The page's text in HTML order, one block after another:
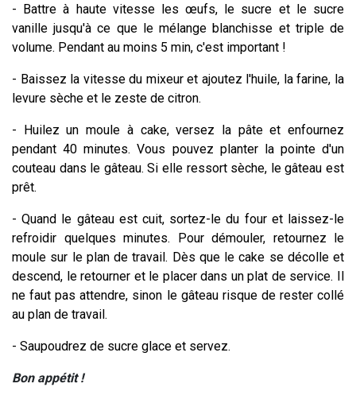
- Battre à haute vitesse les œufs, le sucre et le sucre
vanille jusqu'à ce que le mélange blanchisse et triple de
volume. Pendant au moins 5 min, c'est important !
- Baissez la vitesse du mixeur et ajoutez l'huile, la farine, la
levure sèche et le zeste de citron.
- Huilez un moule à cake, versez la pâte et enfournez
pendant 40 minutes. Vous pouvez planter la pointe d'un
couteau dans le gâteau. Si elle ressort sèche, le gâteau est
prêt.
- Quand le gâteau est cuit, sortez-le du four et laissez-le
refroidir quelques minutes. Pour démouler, retournez le
moule sur le plan de travail. Dès que le cake se décolle et
descend, le retourner et le placer dans un plat de service. Il
ne faut pas attendre, sinon le gâteau risque de rester collé
au plan de travail.
- Saupoudrez de sucre glace et servez.
Bon appétit !